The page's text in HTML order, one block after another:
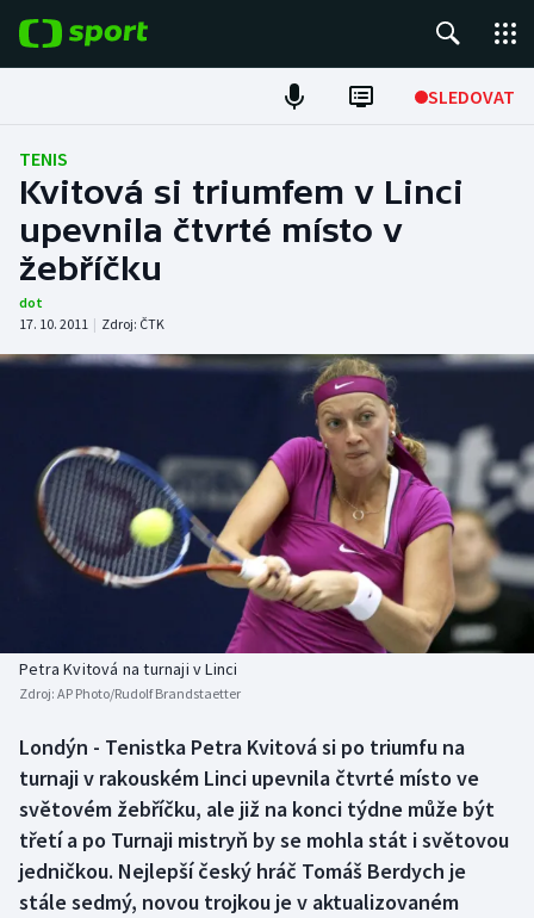
SLEDOVAT
Fotbal
Hokej
Tenis
Atletika
Americký fotbal
Baseball a softbal
Biatlon
Box
Curling
Dostihy
NEPŘEHLÉDNĚTE
Soutěže
Aplikace ČT sport
TENIS
Kvitová si triumfem v Linci
upevnila čtvrté místo v
žebříčku
dot
17. 10. 2011 | Zdroj: ČTK
Petra Kvitová na turnaji v Linci
Zdroj: AP Photo/Rudolf Brandstaetter
Londýn - Tenistka Petra Kvitová si po triumfu na
turnaji v rakouském Linci upevnila čtvrté místo ve
světovém žebříčku, ale již na konci týdne může být
třetí a po Turnaji mistryň by se mohla stát i světovou
jedničkou. Nejlepší český hráč Tomáš Berdych je
stále sedmý, novou trojkou je v aktualizovaném